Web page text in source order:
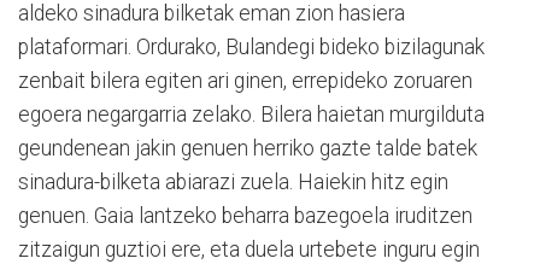
aldeko sinadura bilketak eman zion hasiera
plataformari. Ordurako, Bulandegi bideko bizilagunak
zenbait bilera egiten ari ginen, errepideko zoruaren
egoera negargarria zelako. Bilera haietan murgilduta
geundenean jakin genuen herriko gazte talde batek
sinadura-bilketa abiarazi zuela. Haiekin hitz egin
genuen. Gaia lantzeko beharra bazegoela iruditzen
zitzaigun guztioi ere, eta duela urtebete inguru egin